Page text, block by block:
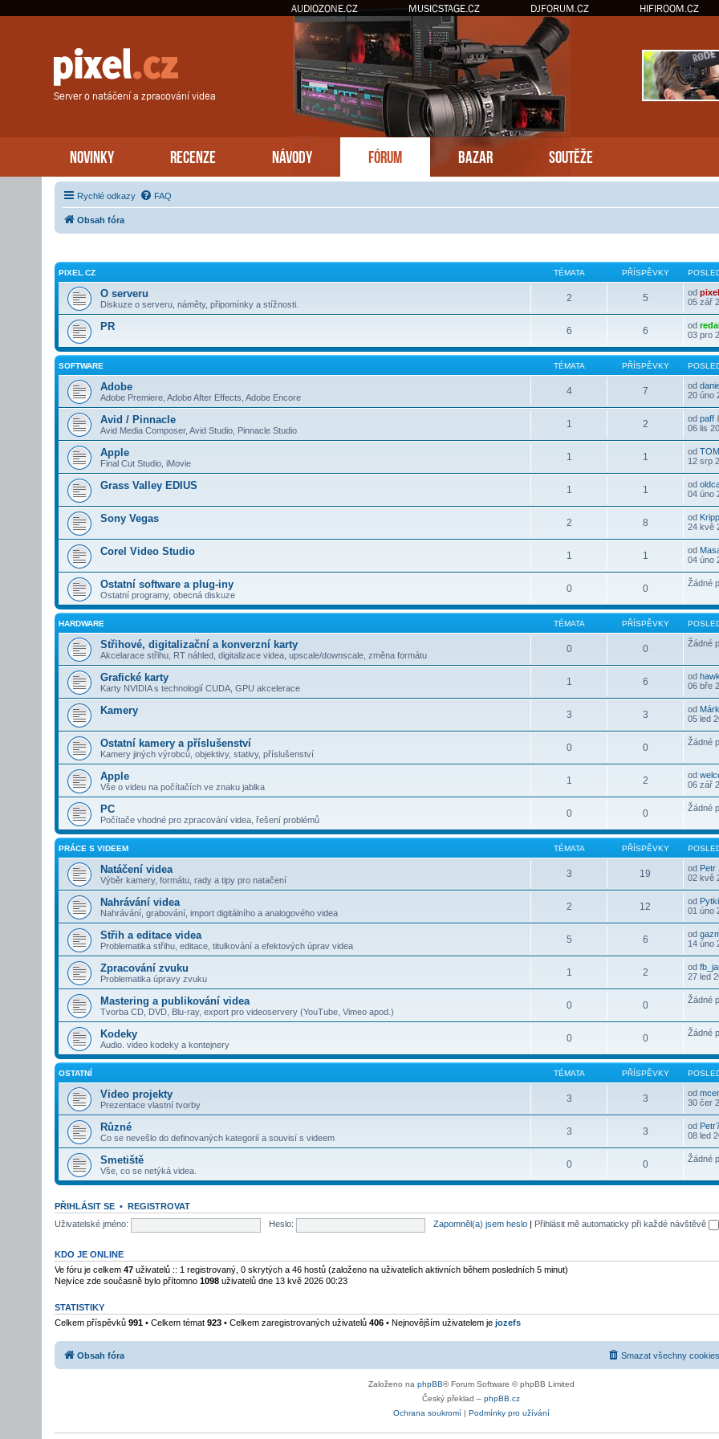
AUDIOZONE.CZ MUSICSTAGE.CZ DJFORUM.CZ HIFIROOM.CZ
Server o natáčení a zpracování videa
NOVINKY RECENZE NÁVODY FÓRUM BAZAR SOUTĚŽE
Rychlé odkazy FAQ
Obsah fóra
PIXEL.CZ TÉMATA PŘÍSPĚVKY
O serveru
Diskuze o serveru, náměty, připomínky a stížnosti.
2 5 od pixel
05 zář
PR 6 6 od
03 pro
SOFTWARE TÉMATA PŘÍSPĚVKY
Adobe
Adobe Premiere, Adobe After Effects, Adobe Encore
4 7 od
20 úno
Avid / Pinnacle
Avid Media Composer, Avid Studio, Pinnacle Studio
1 2 od paff
06 lis
Apple
Final Cut Studio, iMovie
1 1 od
12 srp
Grass Valley EDIUS 1 1 od
04 úno
Sony Vegas 2 8 od Kripp
24 kvě
Corel Video Studio 1 1 od
04 úno
Ostatní software a plug-iny
Ostatní programy, obecná diskuze
0 0 Žádné
HARDWARE TÉMATA PŘÍSPĚVKY
Střihové, digitalizační a konverzní karty
Akcelarace střihu, RT náhled, digitalizace videa, upscale/downscale, změna formátu
0 0 Žádné
Grafické karty
Karty NVIDIA s technologií CUDA, GPU akcelerace
1 6 od
06 bře
Kamery 3 3 od
05 led
Ostatní kamery a příslušenství
Kamery jiných výrobců, objektivy, stativy, příslušenství
0 0 Žádné
Apple
Vše o videu na počítačích ve znaku jablka
1 2 od
06 zář
PC
Počítače vhodné pro zpracování videa, řešení problémů
0 0 Žádné
PRÁCE S VIDEEM TÉMATA PŘÍSPĚVKY
Natáčení videa
Výběr kamery, formátu, rady a tipy pro natačení
3 19 od Petr
02 kvě
Nahrávání videa
Nahrávání, grabování, import digitálního a analogového videa
2 12 od
01 úno
Střih a editace videa
Problematika střihu, editace, titulkování a efektových úprav videa
5 6 od
14 úno
Zpracování zvuku
Problematika úpravy zvuku
1 2 od
27 led
Mastering a publikování videa
Tvorba CD, DVD, Blu-ray, export pro videoservery (YouTube, Vimeo apod.)
0 0 Žádné
Kodeky
Audio. video kodeky a kontejnery
0 0 Žádné
OSTATNÍ TÉMATA PŘÍSPĚVKY
Video projekty
Prezentace vlastní tvorby
3 3 od
30 čer
Různé
Co se nevešlo do definovaných kategorií a souvisí s videem
3 3 od
08 led
Smetiště
Vše, co se netýká videa.
0 0 Žádné
PŘIHLÁSIT SE • REGISTROVAT
Uživatelské jméno:
Heslo: Zapomněl(a) jsem heslo Přihlásit mě automaticky při každé návštěvě
KDO JE ONLINE
Ve fóru je celkem 47 uživatelů :: 1 registrovaný, 0 skrytých a 46 hostů (založeno na uživatelích aktivních během posledních 5 minut)
Nejvíce zde současně bylo přítomno 1098 uživatelů dne 13 kvě 2026 00:23
STATISTIKY
Celkem příspěvků 991 • Celkem témat 923 • Celkem zaregistrovaných uživatelů 406 • Nejnovějším uživatelem je jozefs
Obsah fóra Smazat všechny
Založeno na phpBB® Forum Software © phpBB Limited
Český překlad – phpBB.cz
Ochrana soukromí| Podmínky pro užívání